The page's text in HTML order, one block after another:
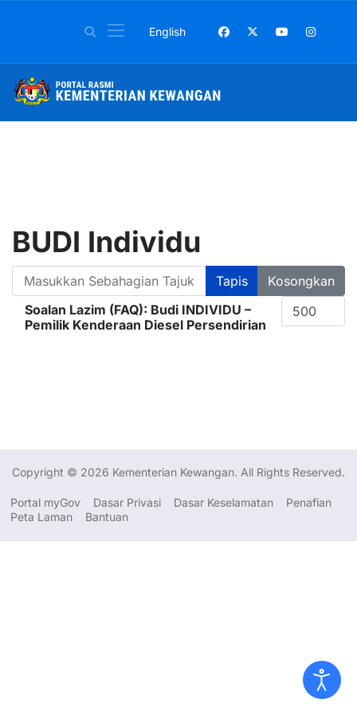
Pilih bahasa anda
English
BUDI Individu
Masukkan Sebahagian Tajuk
Tapis Kosongkan
Papar #
Soalan Lazim (FAQ): Budi INDIVIDU –
Pemilik Kenderaan Diesel Persendirian
Copyright © 2026 Kementerian Kewangan. All Rights Reserved.
Portal myGov Dasar Privasi Dasar Keselamatan
Penafian
Peta Laman
Bantuan